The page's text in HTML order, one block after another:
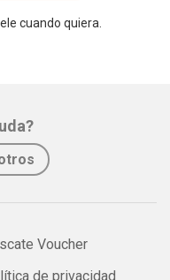
cuando quiera.
Voucher
de privacidad